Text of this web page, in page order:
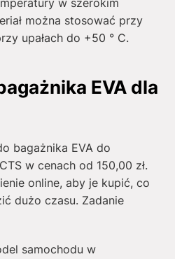
w szerokim
można stosować przy
upałach do +50 ° C.
EVA dla
bagażnika EVA do
w cenach od 150,00 zł.
online, aby je kupić, co
dużo czasu. Zadanie
samochodu w